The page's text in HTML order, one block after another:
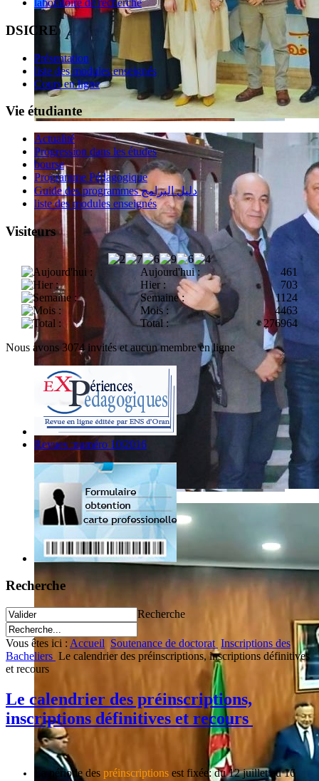
laboratoire de recherche
DSICRE
Présentation
liste des modules enseignés
Cours en ligne
Vie étudiante
Actualité
Progression dans les études
bourse
Programme Pédagogique
Guide des programmes دليل البرامج
liste des modules enseignés
Visiteurs
Aujourd'hui :
461
Hier :
703
Semaine :
1124
Mois :
4463
Total :
276964
Nous avons 3074 invités et aucun membre en ligne
Revues :numéro 10|2016
Recherche
Recherche
Vous êtes ici : Accueil Soutenance de doctorat Inscriptions des
Bacheliers Le calendrier des préinscriptions, inscriptions définitives
et recours
Le calendrier des préinscriptions,
inscriptions définitives et recours
La période des préinscriptions est fixée:du 12 juillet au 16